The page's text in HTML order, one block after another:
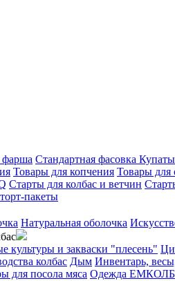
фарша Стандартная фасовка
Товары для копчения Товары для
Старты для колбас и ветчин
пакеты
Натуральная оболочка
культуры и закваски "плесень"
колбас Дым Инвентарь,
для посола мяса Одежда